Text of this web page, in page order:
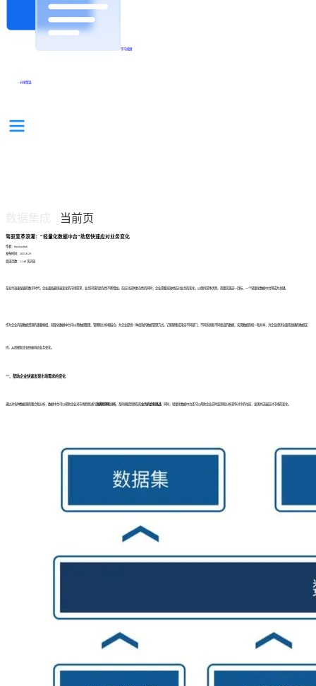
学习视频
分享集锦
当前页
驾驭变革浪潮：“轻量化数据中台”助您快速应对业务变化
作者：finedatalink
发布时间：2023.8.29
阅读次数：1,149 次浏览
在如今高速发展的数字时代，企业面临着快速变化的市场需求，业务环境的复杂性不断增加。在应对这种复杂性的同时，企业需要高效地应对业务的变化，以保持竞争优势。而要实现这一目标，一个轻量化数据中台将成为关键。
作为企业内部数据资源的重要枢纽，轻量化数据中台可以将数据整理、管理和分析相结合，为企业提供一种高效的数据管理方式。它能够集成来自不同部门、不同系统和不同渠道的数据，实现数据的统一和共享，为企业提供全面而准确的数据支
持，从而帮助企业快速响应业务变化。
一、帮助企业快速发现市场需求的变化
通过对各种数据源的整合和分析，数据中台可以帮助企业对市场趋势进行 准确预测和分析，及时捕捉到潜在的 业务机会和挑战。同时，轻量化数据中台还可以帮助企业实时监测和分析竞争对手的动态，发现并迅速应对市场的变化。